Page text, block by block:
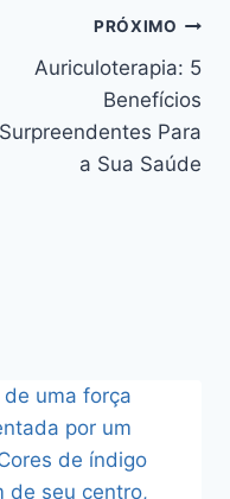
PRÓXIMO
Auriculoterapia: 5
Benefícios
Surpreendentes Para
a Sua Saúde